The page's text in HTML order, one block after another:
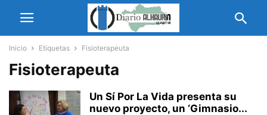
Inicio Etiquetas Fisioterapeuta
Fisioterapeuta
Un Sí Por La Vida presenta su
nuevo proyecto, un ‘Gimnasio...